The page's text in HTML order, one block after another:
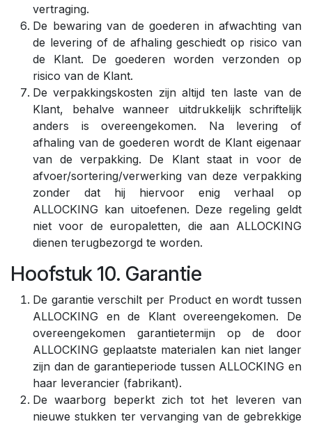
vertraging.
De bewaring van de goederen in afwachting van
de levering of de afhaling geschiedt op risico van
de Klant. De goederen worden verzonden op
risico van de Klant.
De verpakkingskosten zijn altijd ten laste van de
Klant, behalve wanneer uitdrukkelijk schriftelijk
anders is overeengekomen. Na levering of
afhaling van de goederen wordt de Klant eigenaar
van de verpakking. De Klant staat in voor de
afvoer/sortering/verwerking van deze verpakking
zonder dat hij hiervoor enig verhaal op
ALLOCKING kan uitoefenen. Deze regeling geldt
niet voor de europaletten, die aan ALLOCKING
dienen terugbezorgd te worden.
Hoofstuk 10. Garantie
De garantie verschilt per Product en wordt tussen
ALLOCKING en de Klant overeengekomen. De
overeengekomen garantietermijn op de door
ALLOCKING geplaatste materialen kan niet langer
zijn dan de garantieperiode tussen ALLOCKING en
haar leverancier (fabrikant).
De waarborg beperkt zich tot het leveren van
nieuwe stukken ter vervanging van de gebrekkige